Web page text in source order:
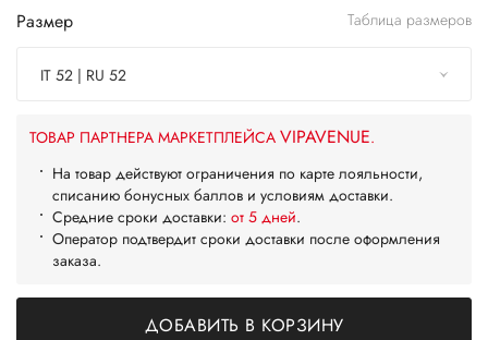
Размер Таблица размеров
IT 52 | RU 52
ТОВАР ПАРТНЕРА МАРКЕТПЛЕЙСА VIPAVENUE.
На товар действуют ограничения по карте лояльности,
списанию бонусных баллов и условиям доставки.
Средние сроки доставки: от 5 дней.
Оператор подтвердит сроки доставки после оформления
заказа.
ДОБАВИТЬ В КОРЗИНУ